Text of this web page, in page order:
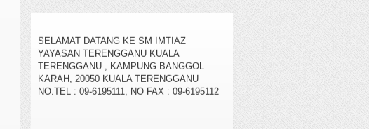
YAYASAN TERENGGANU KUALA
TERENGGANU , KAMPUNG BANGGOL
KARAH, 20050 KUALA TERENGGANU
NO.TEL : 09-6195111, NO FAX : 09-6195112